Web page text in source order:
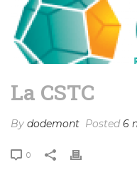
La CSTC
By dodemont Posted6
0